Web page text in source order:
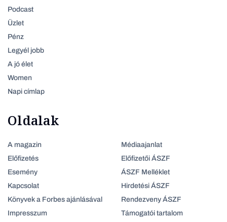
Podcast
Üzlet
Pénz
Legyél jobb
A jó élet
Women
Napi címlap
Oldalak
A magazin
Előfizetés
Esemény
Kapcsolat
Könyvek a Forbes ajánlásával
Impresszum
Médiaajanlat
Előfizetői ÁSZF
ÁSZF Melléklet
Hirdetési ÁSZF
Rendezveny ÁSZF
Támogatói tartalom